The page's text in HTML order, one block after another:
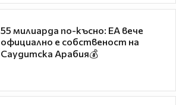
55 милиарда по-късно: EA вече
официално е собственост на
Саудитска Арабия💰